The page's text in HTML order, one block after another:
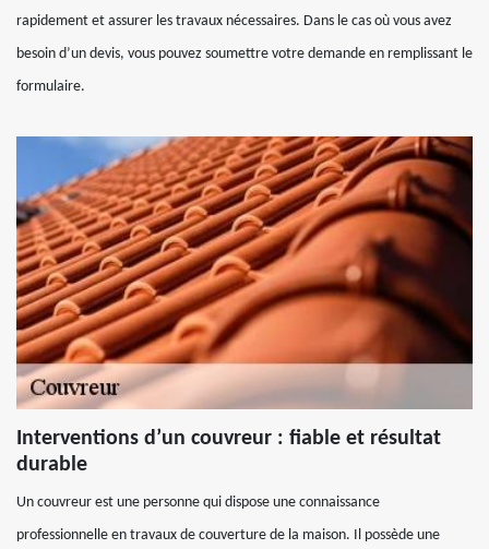
rapidement et assurer les travaux nécessaires. Dans le cas où vous avez
besoin d’un devis, vous pouvez soumettre votre demande en remplissant le
formulaire.
Interventions d’un couvreur : fiable et résultat
durable
Un couvreur est une personne qui dispose une connaissance
professionnelle en travaux de couverture de la maison. Il possède une